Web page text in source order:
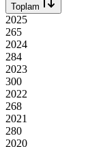
Toplam
2025
265
2024
284
2023
300
2022
268
2021
280
2020